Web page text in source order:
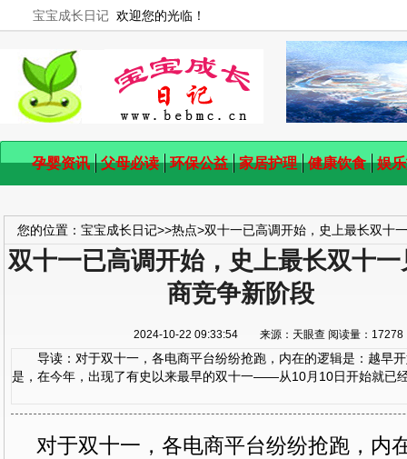
宝宝成长日记 欢迎您的光临！
孕婴资讯 父母必读 环保公益 家居护理 健康饮食 娱
您的位置： 宝宝成长日记>>热点>双十一已高调开始，史上最长双十
双十一已高调开始，史上最长双十一
商竞争新阶段
2024-10-22 09:33:54 来源：天眼查 阅读量：
导读：对于双十一，各电商平台纷纷抢跑，内在的逻辑是：越早开
是，在今年，出现了有史以来最早的双十一——从10月10日开始就已
对于双十一，各电商平台纷纷抢跑，内